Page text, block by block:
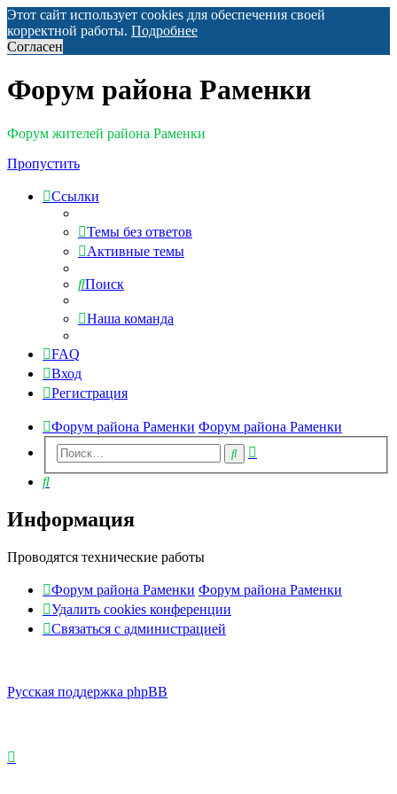
Этот сайт использует cookies для обеспечения своей
корректной работы. Подробнее
Согласен
Форум района Раменки
Форум жителей района Раменки
Пропустить
Ссылки
Темы без ответов
Активные темы
Поиск
Наша команда
FAQ
Вход
Регистрация
Форум района Раменки Форум района Раменки
Поиск
Поиск
Информация
Проводятся технические работы
Форум района Раменки Форум района Раменки
Удалить cookies конференции
Связаться с администрацией
Русская поддержка phpBB